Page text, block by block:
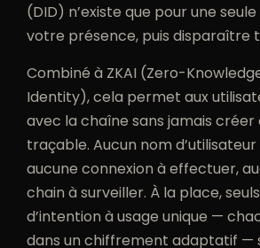
(DID) n’existe que pour une
votre présence, puis disparaître
Combiné à ZKAI (Zero-
Identity), cela permet aux
avec la chaîne sans jamais créer
traçable. Aucun nom
aucune connexion à effectuer,
chain à surveiller. À la place,
d’intention à usage unique —
dans un chiffrement adaptatif —